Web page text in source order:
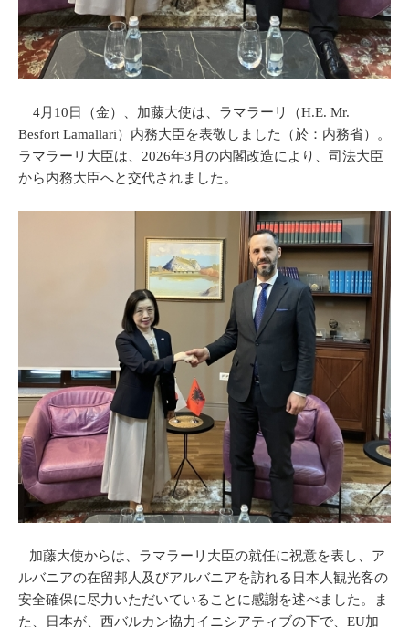
4月10日（金）、加藤大使は、ラマラーリ（H.E. Mr.
Besfort Lamallari）内務大臣を表敬しました（於：内務省）。
ラマラーリ大臣は、2026年3月の内閣改造により、司法大臣
から内務大臣へと交代されました。
加藤大使からは、ラマラーリ大臣の就任に祝意を表し、ア
ルバニアの在留邦人及びアルバニアを訪れる日本人観光客の
安全確保に尽力いただいていることに感謝を述べました。ま
た、日本が、西バルカン協力イニシアティブの下で、EU加